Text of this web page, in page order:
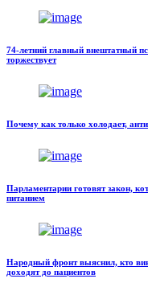
74-летний главный внештатный
торжествует
Почему как только холодает,
Парламентарии готовят закон,
питанием
Народный фронт выяснил, кто
доходят до пациентов